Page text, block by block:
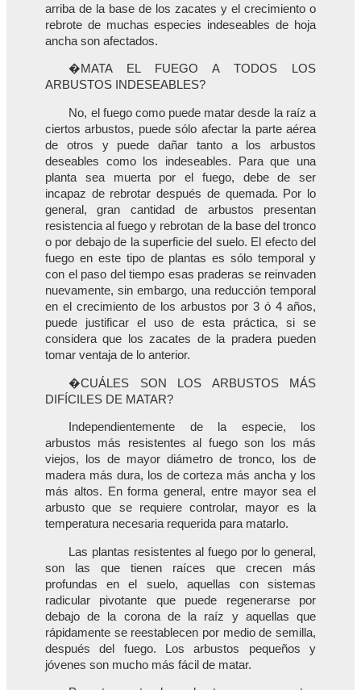
arriba de la base de los zacates y el crecimiento o
rebrote de muchas especies indeseables de hoja
ancha son afectados.
�MATA EL FUEGO A TODOS LOS
ARBUSTOS INDESEABLES?
No, el fuego como puede matar desde la raíz a
ciertos arbustos, puede sólo afectar la parte aérea
de otros y puede dañar tanto a los arbustos
deseables como los indeseables. Para que una
planta sea muerta por el fuego, debe de ser
incapaz de rebrotar después de quemada. Por lo
general, gran cantidad de arbustos presentan
resistencia al fuego y rebrotan de la base del tronco
o por debajo de la superficie del suelo. El efecto del
fuego en este tipo de plantas es sólo temporal y
con el paso del tiempo esas praderas se reinvaden
nuevamente, sin embargo, una reducción temporal
en el crecimiento de los arbustos por 3 ó 4 años,
puede justificar el uso de esta práctica, si se
considera que los zacates de la pradera pueden
tomar ventaja de lo anterior.
�CUÁLES SON LOS ARBUSTOS MÁS
DIFÍCILES DE MATAR?
Independientemente de la especie, los
arbustos más resistentes al fuego son los más
viejos, los de mayor diámetro de tronco, los de
madera más dura, los de corteza más ancha y los
más altos. En forma general, entre mayor sea el
arbusto que se requiere controlar, mayor es la
temperatura necesaria requerida para matarlo.
Las plantas resistentes al fuego por lo general,
son las que tienen raíces que crecen más
profundas en el suelo, aquellas con sistemas
radicular pivotante que puede regenerarse por
debajo de la corona de la raíz y aquellas que
rápidamente se reestablecen por medio de semilla,
después del fuego. Los arbustos pequeños y
jóvenes son mucho más fácil de matar.